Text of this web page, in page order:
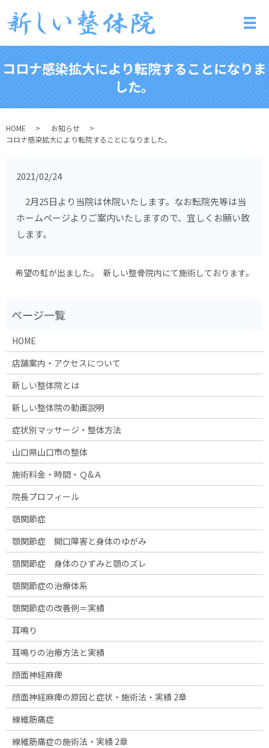
メ
コロナ感染拡大により転院することになりま
した。
HOME
お知らせ
コロナ感染拡大により転院することになりました。
2021/02/24
2月25日より当院は休院いたします。なお転院先等は当
ホームページよりご案内いたしますので、宜しくお願い致
します。
希望の虹が出ました。 新しい整骨院内にて施術しております。
HOME
店舗案内・アクセスについて
新しい整体院とは
新しい整体院の動画説明
症状別マッサージ・整体方法
山口県山口市の整体
施術料金・時間・Ｑ&Ａ
院長プロフィール
顎関節症
顎関節症 開口障害と身体のゆがみ
顎関節症 身体のひずみと顎のズレ
顎関節症の治療体系
顎関節症の改善例＝実績
耳鳴り
耳鳴りの治療方法と実績
顔面神経麻痺
顔面神経麻痺の原因と症状・施術法・実績 2章
線維筋痛症
線維筋痛症の施術法・実績 2章